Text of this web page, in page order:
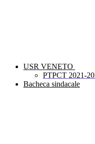
USR VENETO
PTPCT 2021-
Bacheca sindacale